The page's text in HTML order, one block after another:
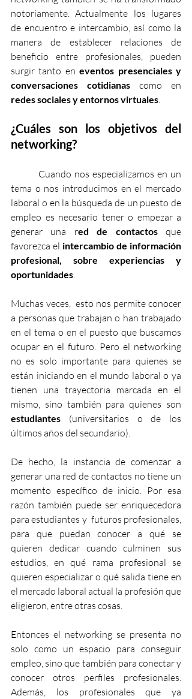
notoriamente. Actualmente los lugares
de encuentro e intercambio, así como la
manera de establecer relaciones de
beneficio entre profesionales, pueden
surgir tanto en eventos presenciales y
conversaciones cotidianas
redes sociales y entornos virtuales
¿Cuáles son los objetivos del
networking?
Cuando nos especializamos en un
tema o nos introducimos en el mercado
laboral o en la búsqueda de un puesto de
empleo es necesario tener o empezar a
generar una red de contactos que
favorezca el intercambio de información
profesional, sobre experiencias y
oportunidades
Muchas veces,  esto nos permite conocer
a personas que trabajan o han trabajado
en el tema o en el puesto que buscamos
ocupar en el futuro. Pero el networking
no es solo importante para quienes se
están iniciando en el mundo laboral o ya
tienen una trayectoria marcada en el
estudiantes (universitarios o de los
últimos años del secundario).
De hecho, la instancia de comenzar a
generar una red de contactos no tiene un
momento específico de inicio. Por esa
razón también puede ser enriquecedora
para estudiantes y  futuros profesionales,
para que puedan conocer a qué se
quieren dedicar cuando culminen sus
estudios, en qué rama profesional se
quieren especializar o qué salida tiene en
el mercado laboral actual la profesión que
eligieron, entre otras cosas.
Entonces el networking se presenta no
solo como un espacio para conseguir
empleo, sino que también para conectar y
conocer otros perfiles profesionales.
Además, los profesionales que ya